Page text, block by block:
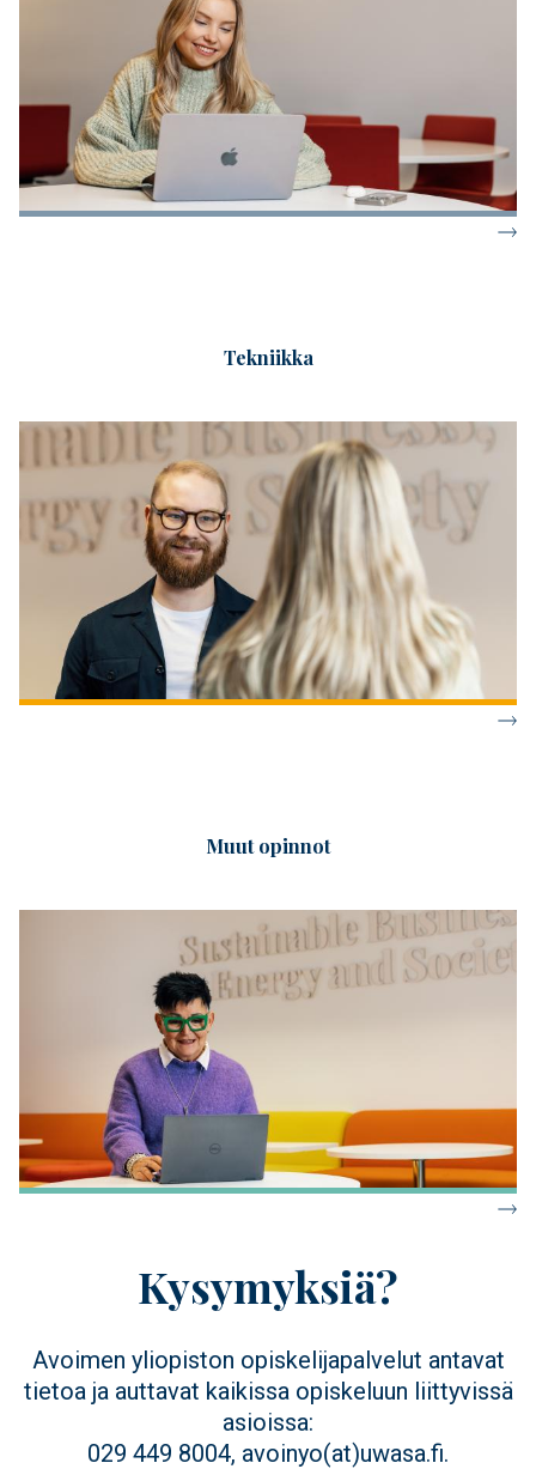
Tekniikka
Muut opinnot
Kysymyksiä?
Avoimen yliopiston opiskelijapalvelut antavat
tietoa ja auttavat kaikissa opiskeluun liittyvissä
asioissa:
029 449 8004, avoinyo(at)uwasa.fi.